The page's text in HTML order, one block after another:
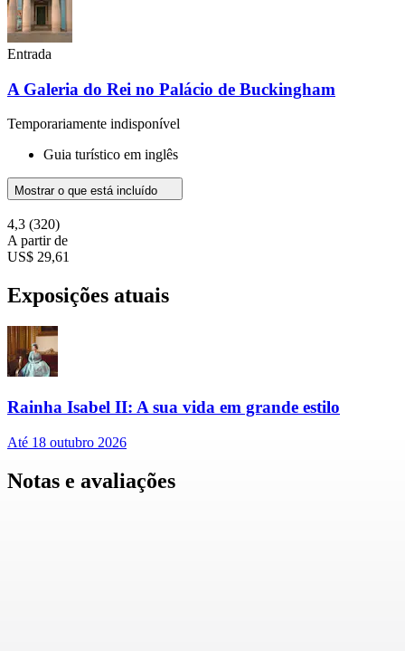
Entrada
A Galeria do Rei no Palácio de Buckingham
Temporariamente indisponível
Guia turístico em inglês
Mostrar o que está incluído
4,3 (320)
A partir de
US$ 29,61
Exposições atuais
Rainha Isabel II: A sua vida em grande estilo
Até 18 outubro 2026
Notas e avaliações